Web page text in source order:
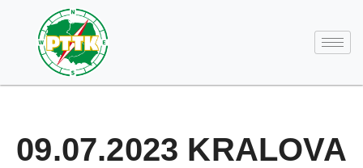
09.07.2023 KRALOVA